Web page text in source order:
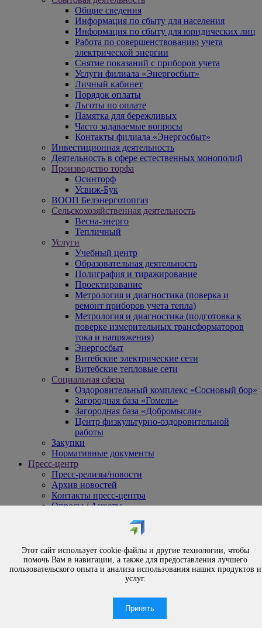
Общие сведения
Информация по сбыту для населения
Информация по сбыту для юридических лиц
Работа по совершенствованию учета
электрической энергии
Снятие показаний с приборов учета
Услуги филиала «Энергосбыт»
Личный кабинет
Порядок оплаты
Льготы по оплате
Памятка для бережливых
Часто задаваемые вопросы
Контакты филиала «Энергосбыт»
Инвестиционная деятельность
Деятельность в сфере естественных монополий
Производство торфа
Осинторф
Усвиж-Бук
ВООП Белэнерготопгаз
Сельскохозяйственная деятельность
Весна-энерго
Тепличный
Услуги
Учебный центр
Образовательная деятельность
Полиграфия и тиражирование
Проектирование
Метрология и диагностика (поверка и
ремонт приборов учета тепла)
Метрология и диагностика (подготовка к
поверке измерительных трансформаторов
тока и напряжения)
Энергосбыт
Витебские электрические сети
Витебские тепловые сети
Социальная сфера
Оздоровительный комплекс «Сосновый бор»
Загородная база «Гомель»
Загородная база «Добромысли»
Центр физкультурно-оздоровительной
работы
Закупки
Нормативные документы
Пресс-центр
Пресс-релизы/новости
Архив новостей
Контакты пресс-центра
Опросы / Анкеты
Обращения
Порядок рассмотрения обращений
Личный приём
Электронные обращения
Часто задаваемые вопросы
Этот сайт использует cookie-файлы и другие технологии, чтобы
помочь Вам в навигации, а также для предоставления лучшего
пользовательского опыта и анализа использования наших продуктов и
услуг.
Принять